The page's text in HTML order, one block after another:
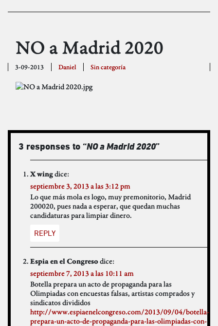
NO a Madrid 2020
3-09-2013 Daniel Sin categoría
3 responses to “NO a Madrid 2020”
X wingdice:
septiembre 3, 2013 a las 3:12 pm
Lo que más mola es logo, muy premonitorio, Madrid
200020, pues nada a esperar, que quedan muchas
candidaturas para limpiar dinero.
REPLY
Espia en el Congresodice:
septiembre 7, 2013 a las 10:11 am
Botella prepara un acto de propaganda para las
Olimpiadas con encuestas falsas, artistas comprados y
sindicatos divididos
http://www.espiaenelcongreso.com/2013/09/04/botella-
prepara-un-acto-de-propaganda-para-las-olimpiadas-con-